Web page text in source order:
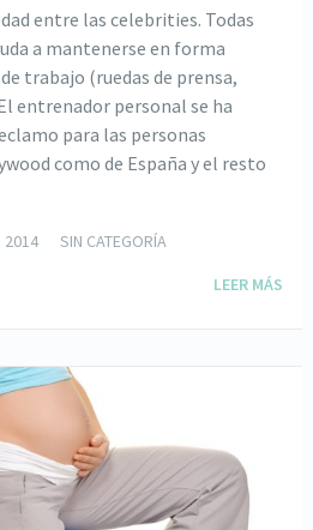
entre las celebrities. Todas
a mantenerse en forma
trabajo (ruedas de prensa,
entrenador personal se ha
para las personas
como de España y el resto
2014
SIN CATEGORÍA
LEER MÁS